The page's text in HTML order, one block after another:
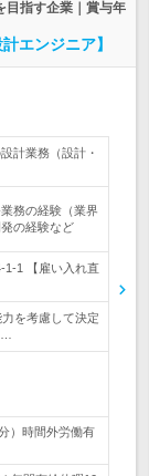
目指す企業｜賞与年
エンジニア】
計業務（設計・
務の経験（業界
の経験など
1-1 【雇い入れ直
を考慮して決定
）時間外労働有